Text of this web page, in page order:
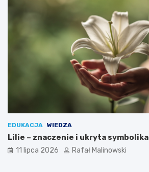
EDUKACJA WIEDZA
Lilie – znaczenie i ukryta symbolika
11 lipca 2026 Rafał Malinowski